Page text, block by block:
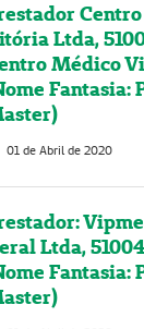
Ltda,
Médico
Fantasia:
01 de Abril de 2020
Ltda,
Fantasia: